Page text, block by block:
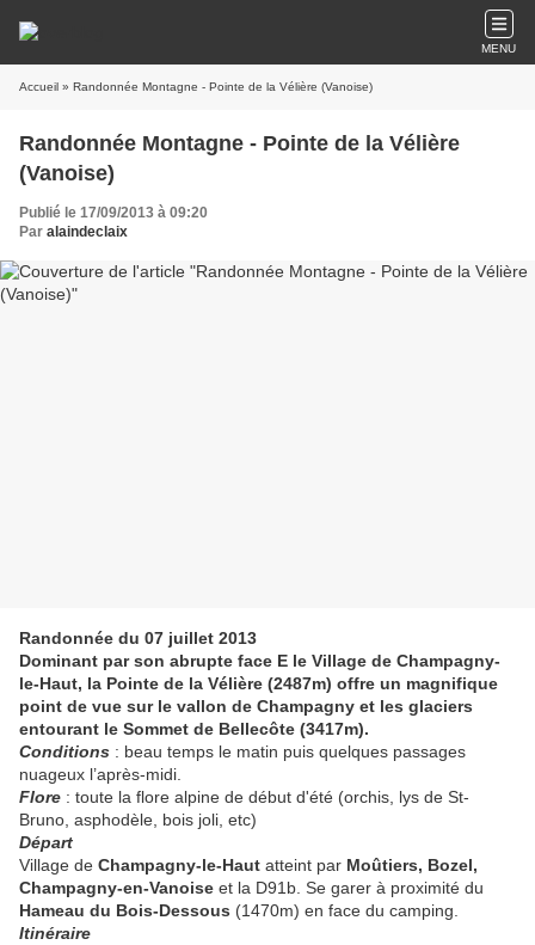
MENU
Accueil » Randonnée Montagne - Pointe de la Vélière (Vanoise)
Randonnée Montagne - Pointe de la Vélière
(Vanoise)
Publié le 17/09/2013 à 09:20
Par alaindeclaix
Randonnée du 07 juillet 2013
Dominant par son abrupte face E le Village de Champagny-
le-Haut, la Pointe de la Vélière (2487m) offre un magnifique
point de vue sur le vallon de Champagny et les glaciers
entourant le Sommet de Bellecôte (3417m).
Conditions : beau temps le matin puis quelques passages
nuageux l’après-midi.
Flore : toute la flore alpine de début d'été (orchis, lys de St-
Bruno, asphodèle, bois joli, etc)
Départ
Village de Champagny-le-Haut atteint par Moûtiers, Bozel,
Champagny-en-Vanoise et la D91b. Se garer à proximité du
Hameau du Bois-Dessous (1470m) en face du camping.
Itinéraire